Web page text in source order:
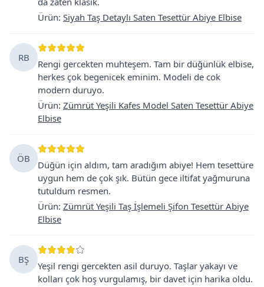
Ürün: Siyah Taş Detaylı Saten Tesettür Abiye Elbise
RB
Rengi gercekten muhteşem. Tam bir düğünlük elbise,
herkes çok begenicek eminim. Modeli de cok
modern duruyo.
Ürün: Zümrüt Yeşili Kafes Model Saten Tesettür Abiye
Elbise
ÖB
Düğün için aldım, tam aradığım abiye! Hem tesettüre
uygun hem de çok şık. Bütün gece iltifat yağmuruna
tutuldum resmen.
Ürün: Zümrüt Yeşili Taş İşlemeli Şifon Tesettür Abiye
Elbise
BŞ
Yeşil rengi gercekten asil duruyo. Taşlar yakayı ve
kolları çok hoş vurgulamış, bir davet için harika oldu.